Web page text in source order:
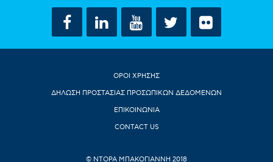
ΟΡΟΙ ΧΡΗΣΗΣ
ΔΗΛΩΣΗ ΠΡΟΣΤΑΣΙΑΣ ΠΡΟΣΩΠΙΚΩΝ ΔΕΔΟΜΕΝΩΝ
ΕΠΙΚΟΙΝΩΝΙΑ
CONTACT US
© ΝΤΟΡΑ ΜΠΑΚΟΓΙΑΝΝΗ 2018